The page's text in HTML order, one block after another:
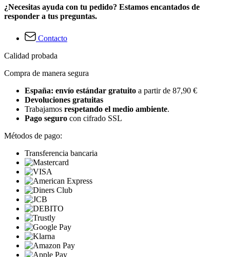
¿Necesitas ayuda con tu pedido? Estamos encantados de
responder a tus preguntas.
Contacto
Calidad probada
Compra de manera segura
España: envío estándar gratuito a partir de 87,90 €
Devoluciones gratuitas
Trabajamos respetando el medio ambiente.
Pago seguro con cifrado SSL
Métodos de pago:
Transferencia bancaria